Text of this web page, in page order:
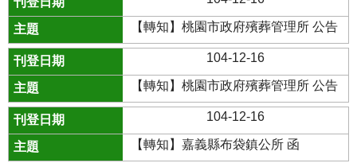
【轉知】桃園市政府殯葬管理所 公告
104-12-16
【轉知】桃園市政府殯葬管理所 公告
104-12-16
【轉知】嘉義縣布袋鎮公所 函